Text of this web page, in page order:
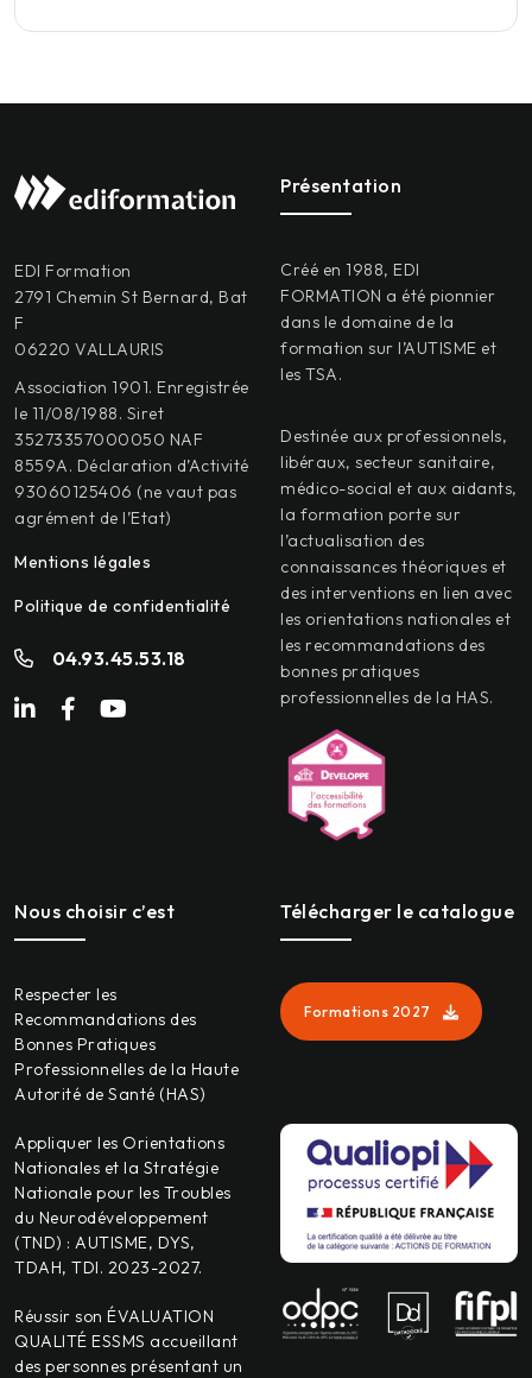
EDI Formation
2791 Chemin St Bernard, Bat
F
06220 VALLAURIS
Association 1901. Enregistrée
le 11/08/1988. Siret
35273357000050 NAF
8559A. Déclaration d’Activité
93060125406 (ne vaut pas
agrément de l’Etat)
Mentions légales
Politique de confidentialité
04.93.45.53.18
Présentation
Créé en 1988, EDI
FORMATION a été pionnier
dans le domaine de la
formation sur l’AUTISME et
les TSA.
Destinée aux professionnels,
libéraux, secteur sanitaire,
médico-social et aux aidants,
la formation porte sur
l’actualisation des
connaissances théoriques et
des interventions en lien avec
les orientations nationales et
les recommandations des
bonnes pratiques
professionnelles de la HAS.
Nous choisir c’est
Respecter les
Recommandations des
Bonnes Pratiques
Professionnelles de la Haute
Autorité de Santé (HAS)
Appliquer les Orientations
Nationales et la Stratégie
Nationale pour les Troubles
du Neurodéveloppement
(TND) : AUTISME, DYS,
TDAH, TDI. 2023-2027.
Réussir son ÉVALUATION
QUALITÉ ESSMS accueillant
des personnes présentant un
Télécharger le catalogue
Formations 2027